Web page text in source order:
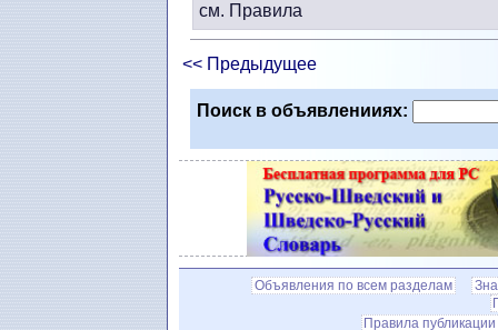
см. Правила
<< Предыдущее
Поиск в объявленииях:
Объявления по всем разделам
Правила публикации